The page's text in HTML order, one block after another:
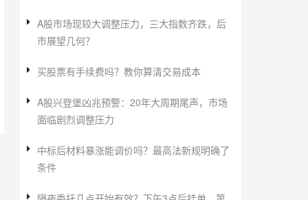
A股市场现较大调整压力，三大指数齐跌，后
市展望几何？
买股票有手续费吗？教你算清交易成本
A股兴登堡凶兆预警：20年大周期尾声，市场
面临剧烈调整压力
中标后材料暴涨能调价吗？最高法新规明确了
条件